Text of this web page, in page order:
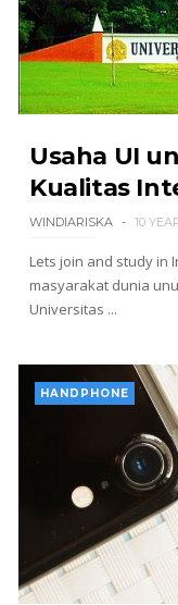
Usaha UI
Kualitas
WINDIARISKA 10
Lets join and study in
masyarakat dunia
Universitas ...
HANDPHONE